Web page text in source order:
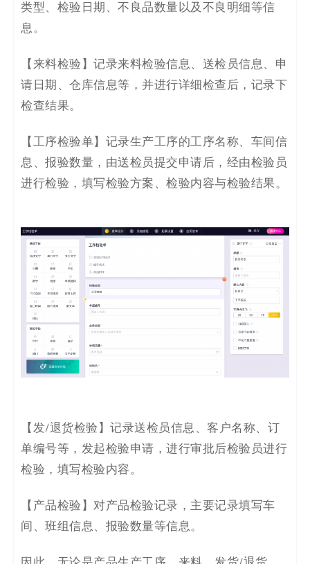
类型、 检验日期、不良品数量以及不良明细等信
息。
【 来料检验 】 记录来料检验信息、送检员信息、申
请日期、仓库信息等，并进行详细检查后，记录下
检查结果。
【工序检验单】记录生产工序的工序名称、车间信
息、报验数量，由送检员提交申请后，经由检验员
进行检验，填写检验方案、检验内容与检验结果。
【 发/退货检验 】 记录送检员信息、客户名称、订
单编号等，发起检验申请，进行审批后检验员进行
检验，填写检验内容。
【 产品检验 】 对产品检验记录，主要记录填写车
间、班组信息、报验数量等信息。